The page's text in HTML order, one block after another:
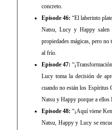
concreto.
Episode 46: “El laberinto
Natsu, Lucy y Happy salen
propiedades mágicas, pero no
al frío.
Episode 47:
Lucy toma la decisión de
cuando no están los Espíritus
Natsu y Happy porque a ellos
Episode 48: “¡Aquí viene
Natsu, Happy y Lucy se